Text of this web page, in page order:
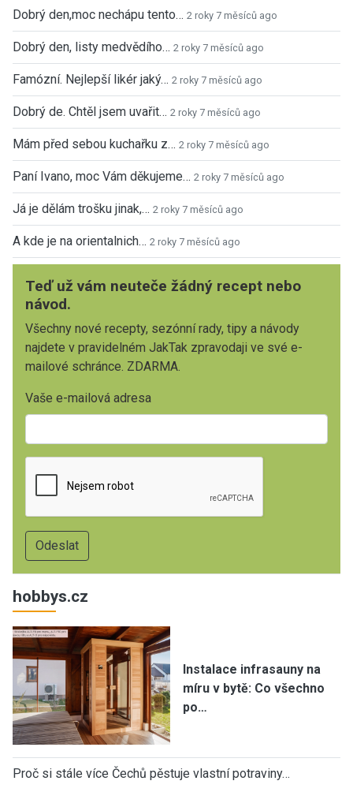
Dobrý den,moc nechápu tento… 2 roky 7 měsíců ago
Dobrý den, listy medvědího… 2 roky 7 měsíců ago
Famózní. Nejlepší likér jaký… 2 roky 7 měsíců ago
Dobrý de. Chtěl jsem uvařit… 2 roky 7 měsíců ago
Mám před sebou kuchařku z… 2 roky 7 měsíců ago
Paní Ivano, moc Vám děkujeme… 2 roky 7 měsíců ago
Já je dělám trošku jinak,… 2 roky 7 měsíců ago
A kde je na orientalnich… 2 roky 7 měsíců ago
Teď už vám neuteče žádný recept nebo
návod.
Všechny nové recepty, sezónní rady, tipy a návody
najdete v pravidelném JakTak zpravodaji ve své e-
mailové schránce. ZDARMA.
Vaše e-mailová adresa
hobbys.cz
Instalace infrasauny na
míru v bytě: Co všechno
po…
Proč si stále více Čechů pěstuje vlastní potraviny…